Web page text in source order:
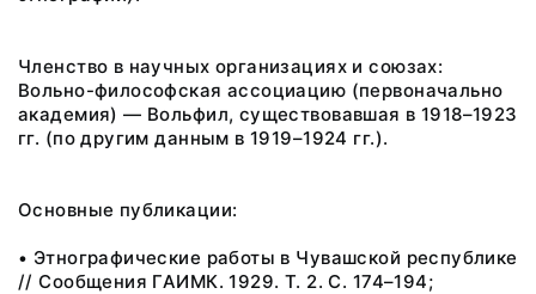
Членство в научных организациях и союзах:
Вольно-философская ассоциацию (первоначально
академия) — Вольфил, существовавшая в 1918–1923
гг. (по другим данным в 1919–1924 гг.).
Основные публикации:
• Этнографические работы в Чувашской республике
// Сообщения ГАИМК. 1929. Т. 2. С. 174–194;